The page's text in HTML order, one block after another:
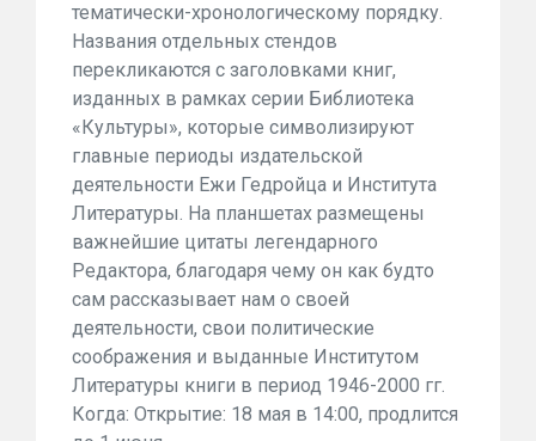
тематически-хронологическому порядку.
Названия отдельных стендов
перекликаются с заголовками книг,
изданных в рамках серии Библиотека
«Культуры», которые символизируют
главные периоды издательской
деятельности Ежи Гедройца и Института
Литературы. На планшетах размещены
важнейшие цитаты легендарного
Редактора, благодаря чему он как будто
сам рассказывает нам о своей
деятельности, свои политические
соображения и выданные Институтом
Литературы книги в период 1946-2000 гг.
Когда: Открытие: 18 мая в 14:00, продлится